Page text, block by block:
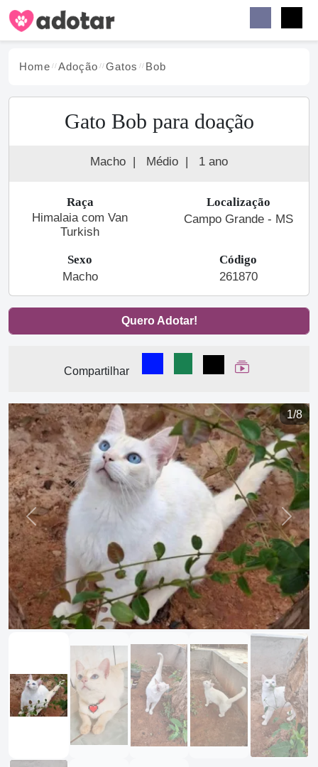
Home Adoção Gatos Bob
Gato Bob para doação
Macho | Médio | 1 ano
Raça
Himalaia com Van
Turkish
Localização
Campo Grande - MS
Sexo
Macho
Código
261870
Quero Adotar!
Compartilhar
Compartilhar no Facebook
Compartilhar no
Compartilhar
Ver Web Story
1/8
Previous Next